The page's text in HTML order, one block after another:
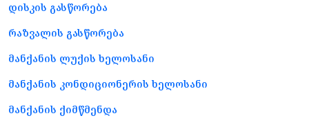
დისკის გასწორება
რაზვალის გასწორება
მანქანის ლუქის ხელოსანი
მანქანის კონდიციონერის ხელოსანი
მანქანის ქიმწმენდა